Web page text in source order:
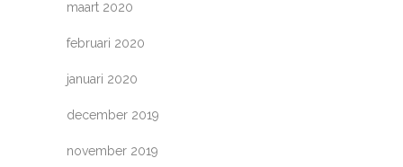
maart 2020
februari 2020
januari 2020
december 2019
november 2019